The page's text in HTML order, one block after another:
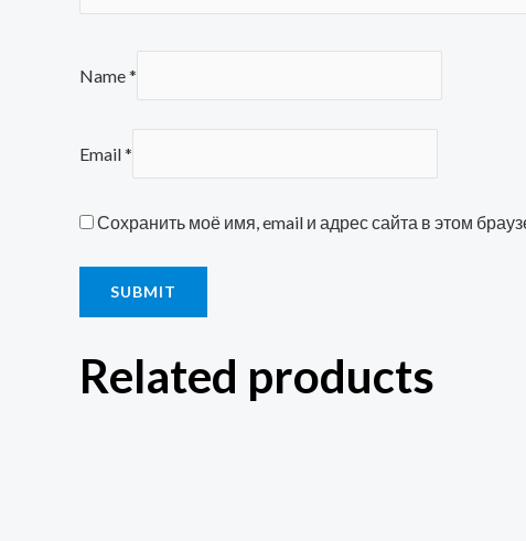
Name*
Email*
Сохранить моё имя, email и адрес сайта в этом
Related products